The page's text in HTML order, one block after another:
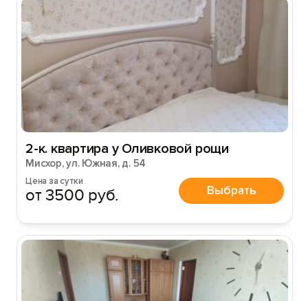
2-к. квартира у Оливковой рощи
Мисхор, ул. Южная, д. 54
Цена за сутки
от 3500 руб. Выбрать